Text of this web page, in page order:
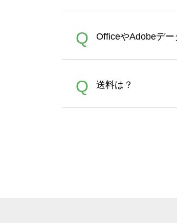
文時からご利用
れば、ランクに
A
イト以外）のプ
品をお届けする
文に関わらず
Q OfficeやAdobeデ
A
Adobeデータ
Q 送料は？